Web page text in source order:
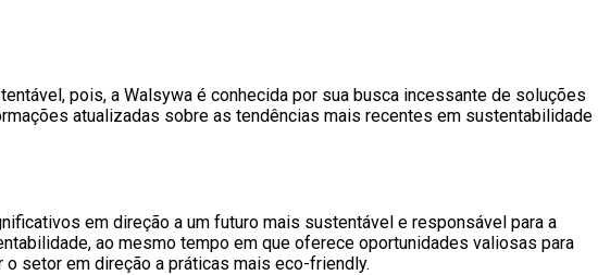
pois, a Walsywa é conhecida por sua busca incessante de soluções
atualizadas sobre as tendências mais recentes em sustentabilidade
em direção a um futuro mais sustentável e responsável para a
ao mesmo tempo em que oferece oportunidades valiosas para
setor em direção a práticas mais eco-friendly.